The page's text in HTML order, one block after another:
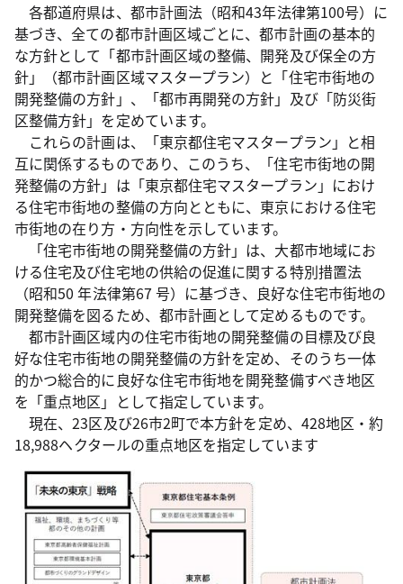
各都道府県は、都市計画法（昭和43年法律第100号）に
基づき、全ての都市計画区域ごとに、都市計画の基本的
な方針として「都市計画区域の整備、開発及び保全の方
針」（都市計画区域マスタープラン）と「住宅市街地の
開発整備の方針」、「都市再開発の方針」及び「防災街
区整備方針」を定めています。
これらの計画は、「東京都住宅マスタープラン」と相
互に関係するものであり、このうち、「住宅市街地の開
発整備の方針」は「東京都住宅マスタープラン」におけ
る住宅市街地の整備の方向とともに、東京における住宅
市街地の在り方・方向性を示しています。
「住宅市街地の開発整備の方針」は、大都市地域にお
ける住宅及び住宅地の供給の促進に関する特別措置法
（昭和50 年法律第67 号）に基づき、良好な住宅市街地の
開発整備を図るため、都市計画として定めるものです。
都市計画区域内の住宅市街地の開発整備の目標及び良
好な住宅市街地の開発整備の方針を定め、そのうち一体
的かつ総合的に良好な住宅市街地を開発整備すべき地区
を「重点地区」として指定しています。
現在、23区及び26市2町で本方針を定め、428地区・約
18,988ヘクタールの重点地区を指定しています